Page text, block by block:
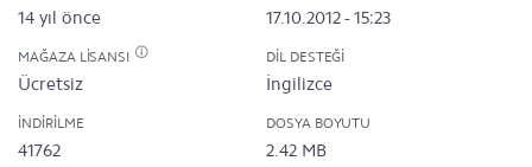
14 yıl önce 17.10.2012 - 15:23
MAĞAZA LISANSI
Ücretsiz
DIL DESTEĞI
İngilizce
İNDIRILME
41762
DOSYA BOYUTU
2.42 MB